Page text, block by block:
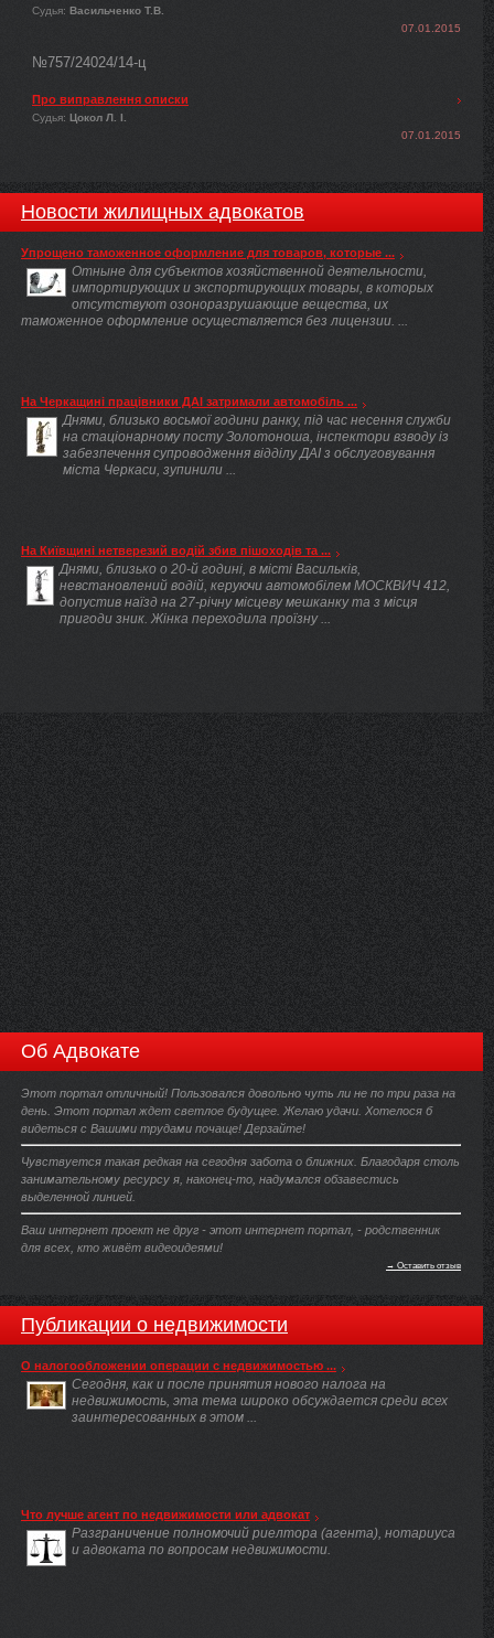
Судья: Васильченко Т.В.
07.01.2015
№757/24024/14-ц
Про виправлення описки
Судья: Цокол Л. І.
07.01.2015
Новости жилищных адвокатов
Упрощено таможенное оформление для товаров, которые ...
Отныне для субъектов хозяйственной деятельности,
импортирующих и экспортирующих товары, в которых
отсутствуют озоноразрушающие вещества, их
таможенное оформление осуществляется без лицензии. ...
На Черкащині працівники ДАІ затримали автомобіль ...
Днями, близько восьмої години ранку, під час несення служби
на стаціонарному посту Золотоноша, інспектори взводу із
забезпечення супроводження відділу ДАІ з обслуговування
міста Черкаси, зупинили ...
На Київщині нетверезий водій збив пішоходів та ...
Днями, близько о 20-й годині, в місті Васильків,
невстановлений водій, керуючи автомобілем МОСКВИЧ 412,
допустив наїзд на 27-річну місцеву мешканку та з місця
пригоди зник. Жінка переходила проїзну ...
Об Адвокате
Этот портал отличный! Пользовался довольно чуть ли не по три раза на
день. Этот портал ждет светлое будущее. Желаю удачи. Хотелося б
видеться с Вашими трудами почаще! Дерзайте!
Чувствуется такая редкая на сегодня забота о ближних. Благодаря столь
занимательному ресурсу я, наконец-то, надумался обзавестись
выделенной линией.
Ваш интернет проект не друг - этот интернет портал, - родственник
для всех, кто живёт видеоидеями!
→ Оставить отзыв
Публикации о недвижимости
О налогообложении операции с недвижимостью ...
Сегодня, как и после принятия нового налога на
недвижимость, эта тема широко обсуждается среди всех
заинтересованных в этом ...
Что лучше агент по недвижимости или адвокат
Разграничение полномочий риелтора (агента), нотариуса
и адвоката по вопросам недвижимости.